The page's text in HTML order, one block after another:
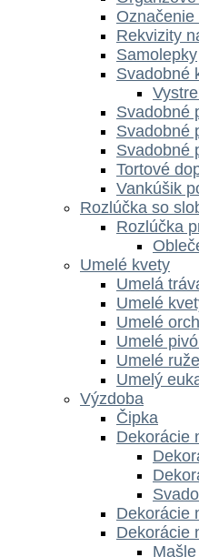
Označenie
Rekvizity
Samolepky
Svadobné
Svadobné
Svadobné
Svadobné
Tortové
Vankúšik
Rozlúčka so
Rozlúčka
Umelé kvety
Umelá
Umelé
Umelé
Umelé
Umelé ruže
Umelý
Výzdoba
Čipka
Dekorácie
Dekorácie
Dekorácie